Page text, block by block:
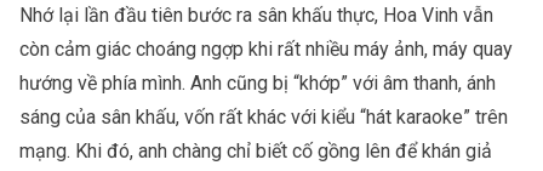
Nhớ lại lần đầu tiên bước ra sân khấu thực, Hoa Vinh vẫn
còn cảm giác choáng ngợp khi rất nhiều máy ảnh, máy quay
hướng về phía mình. Anh cũng bị “khớp” với âm thanh, ánh
sáng của sân khấu, vốn rất khác với kiểu “hát karaoke” trên
mạng. Khi đó, anh chàng chỉ biết cố gồng lên để khán giả